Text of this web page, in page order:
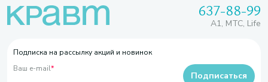
637-88-99
A1, МТС, Life
Подписка на рассылку акций и новинок
Ваш e-mail*
Подписаться